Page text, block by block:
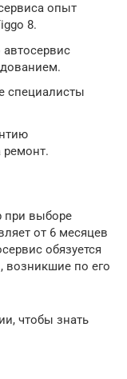
опыт
8.
автосервис
специалисты
ремонт.
при выборе
от 6 месяцев
обязуется
возникшие по его
чтобы знать